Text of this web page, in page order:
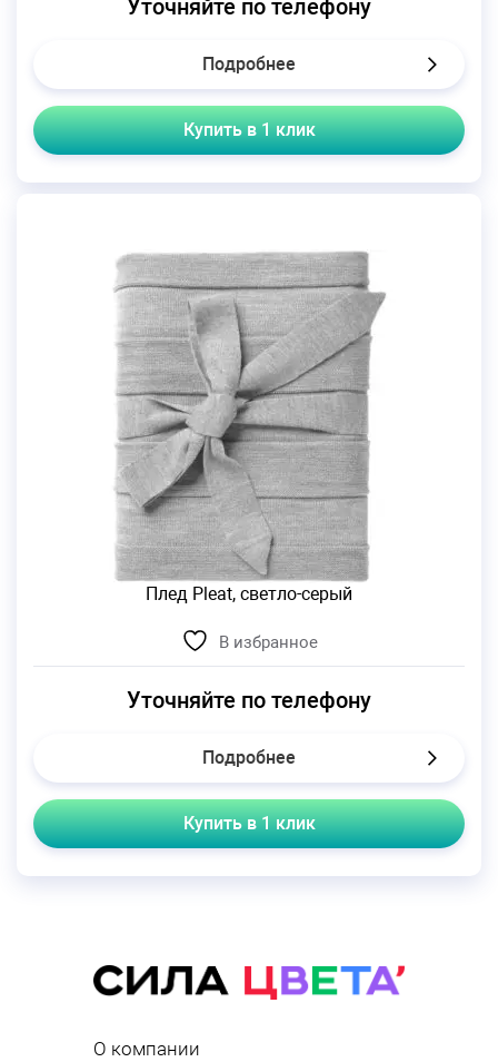
Уточняйте по телефону
Подробнее
Купить в 1 клик
Плед Pleat, светло-серый
В избранное
Уточняйте по телефону
Подробнее
Купить в 1 клик
О компании